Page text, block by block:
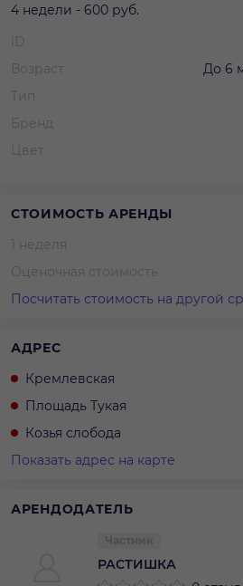
4 недели - 600 руб.
ID
Возраст
До 6
Тип
Бренд
Цвет
СТОИМОСТЬ АРЕНДЫ
1 неделя
Оценочная стоимость
Посчитать стоимость на другой
АДРЕС
Кремлевская
Площадь Тукая
Козья слобода
Показать адрес на карте
АРЕНДОДАТЕЛЬ
РАСТИШКА